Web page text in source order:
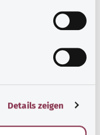
Details zeigen